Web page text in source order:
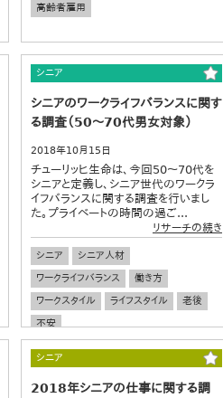
高齢者雇用
シニア
シニアのワークライフバランスに関す
る調査（50～70代男女対象）
2018年10月15日
チューリッヒ生命は、今回50～70代を
シニアと定義し、シニア世代のワークラ
イフバランスに関する調査を行いまし
た。プライベートの時間の過ご...
リサーチの続き
シニア
シニア人材
ワークライフバランス
働き方
ワークスタイル
ライフスタイル
老後
不安
シニア
2018年シニアの仕事に関する調